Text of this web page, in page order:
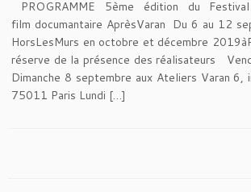
PROGRAMME 5ème édition du
film documantaire AprèsVaran Du 6 au 12
HorsLesMurs en octobre et décembre
réserve de la présence des réalisateurs
Dimanche 8 septembre aux Ateliers Varan 6,
75011 Paris Lundi […]